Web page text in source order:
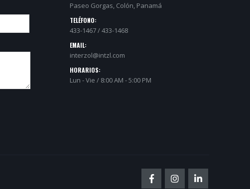
Paseo Gorgas, Colón, Panamá
TELÉFONO:
433-1467 / 433-1468
EMAIL:
interzol@intzl.com
HORARIOS:
Lun - Vie / 8:00 AM - 5:00 PM